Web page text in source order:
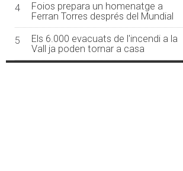
4
Foios prepara un homenatge a
Ferran Torres després del Mundial
5
Els 6.000 evacuats de l'incendi a la
Vall ja poden tornar a casa